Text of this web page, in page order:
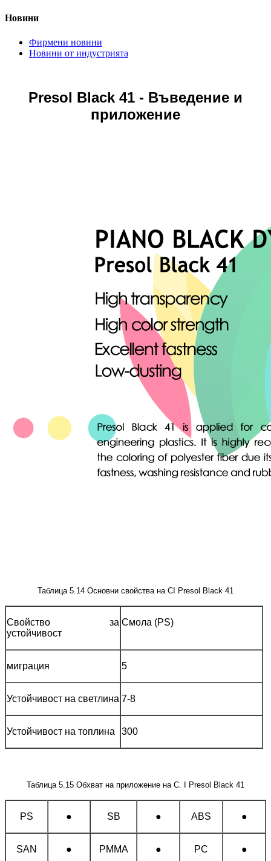
Новини
Фирмени новини
Новини от индустрията
Presol Black 41 - Въведение и
приложение
Таблица 5.14 Основни свойства на CI Presol Black 41
Свойство за
устойчивост
Смола (PS)
миграция 5
Устойчивост на светлина 7-8
Устойчивост на топлина 300
Таблица 5.15 Обхват на приложение на C. I Presol Black 41
PS ● SB ● ABS ●
SAN ● PMMA ● PC ●